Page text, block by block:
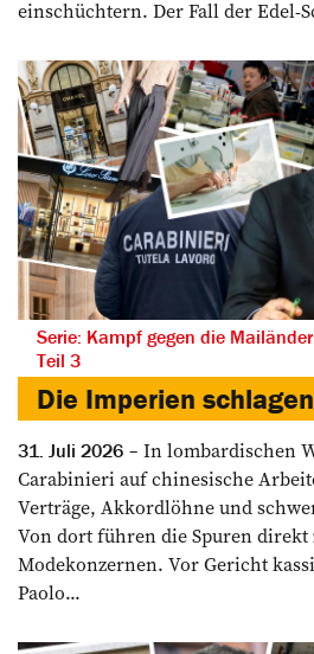
einschüchtern. Der Fall der Edel-
Serie: Kampf gegen die
Teil 3
Die Imperien
31. Juli 2026
In lombardischen
Carabinieri auf chinesische
Verträge, Akkordlöhne und
Von dort führen die Spuren direkt
Modekonzernen. Vor Gericht
Paolo...